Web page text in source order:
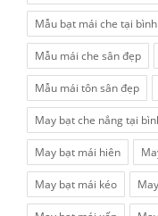
Mẫu bạt mái che tại
Mẫu mái che sân đẹp
Mẫu mái tôn sân đẹp
May bạt che nắng tại
May bạt mái hiên
May bạt mái kéo